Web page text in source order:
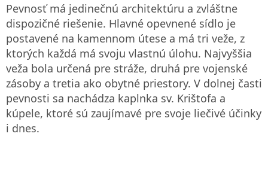
Pevnosť má jedinečnú architektúru a zvláštne
dispozičné riešenie. Hlavné opevnené sídlo je
postavené na kamennom útese a má tri veže, z
ktorých každá má svoju vlastnú úlohu. Najvyššia
veža bola určená pre stráže, druhá pre vojenské
zásoby a tretia ako obytné priestory. V dolnej časti
pevnosti sa nachádza kaplnka sv. Krištofa a
kúpele, ktoré sú zaujímavé pre svoje liečivé účinky
i dnes.